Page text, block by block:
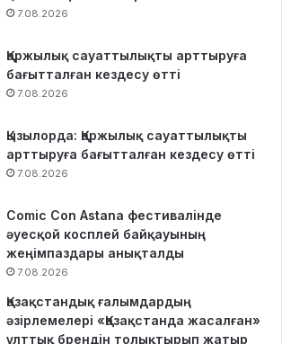
7.08.2026
Қаржылық сауаттылықты арттыруға
бағытталған кездесу өтті
7.08.2026
Қызылорда: Қаржылық сауаттылықты
арттыруға бағытталған кездесу өтті
7.08.2026
Comic Con Astana фестивалінде
әуесқой косплей байқауының
жеңімпаздары анықталды
7.08.2026
Қазақстандық ғалымдардың
әзірлемелері «Қазақстанда жасалған»
ұлттық брендін толықтырып жатыр